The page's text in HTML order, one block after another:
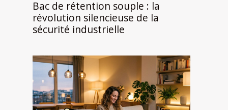
Bac de rétention souple : la
révolution silencieuse de la
sécurité industrielle